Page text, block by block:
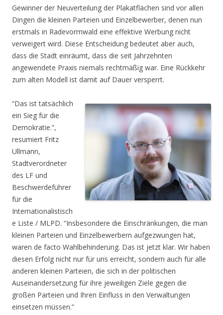
Gewinner der Neuverteilung der Plakatflächen sind vor allen
Dingen die kleinen Parteien und Einzelbewerber, denen nun
erstmals in Radevormwald eine effektive Werbung nicht
verweigert wird. Diese Entscheidung bedeutet aber auch,
dass die Stadt einräumt, dass die seit Jahrzehnten
angewendete Praxis niemals rechtmäßig war. Eine Rückkehr
zum alten Modell ist damit auf Dauer versperrt.
“Das ist tatsächlich
ein Sieg für die
Demokratie.”,
resumiert Fritz
Ullmann,
Stadtverordneter
des LF und
Beschwerdeführer
für die
Internationalistisch
e Liste / MLPD. “Insbesondere die Einschränkungen, die man
kleinen Parteien und Einzelbewerbern aufgezwungen hat,
waren de facto Wahlbehinderung. Das ist jetzt klar. Wir haben
diesen Erfolg nicht nur für uns erreicht, sondern auch für alle
anderen kleinen Parteien, die sich in der politischen
Auseinandersetzung für ihre jeweiligen Ziele gegen die
großen Parteien und Ihren Einfluss in den Verwaltungen
einsetzen müssen.”